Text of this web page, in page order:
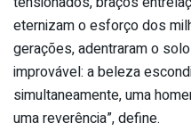
eternizam o esforço dos
gerações, adentraram o
improvável: a beleza
simultaneamente, uma
uma reverência”, define.